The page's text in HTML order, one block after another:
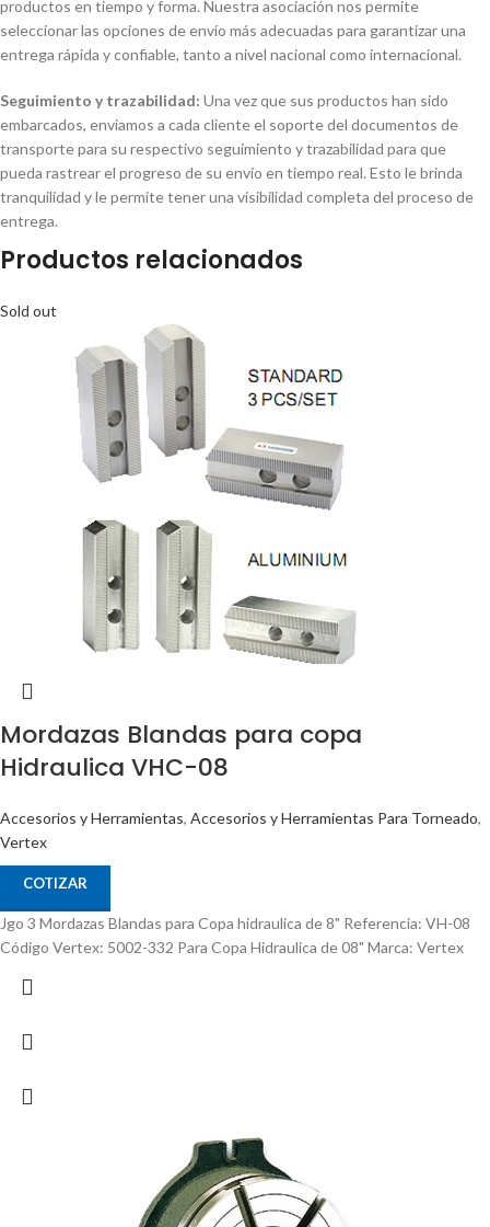
productos en tiempo y forma. Nuestra asociación nos permite
seleccionar las opciones de envío más adecuadas para garantizar una
entrega rápida y confiable, tanto a nivel nacional como internacional.
Seguimiento y trazabilidad: Una vez que sus productos han sido
embarcados, enviamos a cada cliente el soporte del documentos de
transporte para su respectivo seguimiento y trazabilidad para que
pueda rastrear el progreso de su envío en tiempo real. Esto le brinda
tranquilidad y le permite tener una visibilidad completa del proceso de
entrega.
Productos relacionados
Sold out
Mordazas Blandas para copa
Hidraulica VHC-08
Accesorios y Herramientas, Accesorios y Herramientas Para Torneado,
Vertex
COTIZAR
Jgo 3 Mordazas Blandas para Copa hidraulica de 8" Referencia: VH-08
Código Vertex: 5002-332 Para Copa Hidraulica de 08" Marca: Vertex